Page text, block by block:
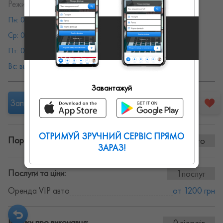
Режим работы:
Пн: 08:00 - 19:00
Вт: 08:00 - 19:00
Ср: 08:00 - 19:00
Чт: 08:00 - 19:00
Пт: 08:00 - 19:00
Сб: 08:00 - 19:00
Вс: выходной
Запропонувати роботу
Портфоліо винаних робіт: 0 фото
Послуги та ціни:
1послуг
Оренда VIP авто
от 1200 грн
Завантажуй
ОТРИМУЙ ЗРУЧНИЙ СЕРВІС ПРЯМО
ЗАРАЗ!